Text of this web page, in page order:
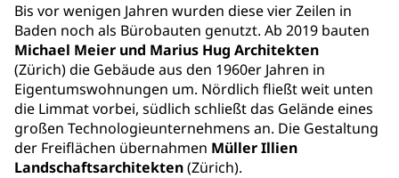
Bis vor wenigen Jahren wurden diese vier Zeilen in
Baden noch als Bürobauten genutzt. Ab 2019 bauten
Michael Meier und Marius Hug Architekten
(Zürich) die Gebäude aus den 1960er Jahren in
Eigentumswohnungen um. Nördlich fließt weit unten
die Limmat vorbei, südlich schließt das Gelände eines
großen Technologieunternehmens an. Die Gestaltung
der Freiflächen übernahmen Müller Illien
Landschaftsarchitekten(Zürich).